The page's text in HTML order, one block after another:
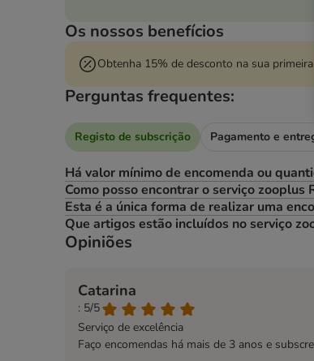
Os nossos benefícios
Obtenha 15% de desconto na sua
Perguntas frequentes:
Registo de subscrição Pagamento e
Há valor mínimo de encomenda ou
Como posso encontrar o serviço zooplus
Esta é a única forma de realizar uma
Que artigos estão incluídos no serviço
Opiniões
Catarina
: 5/5
Serviço de excelência
Faço encomendas há mais de 3 anos e